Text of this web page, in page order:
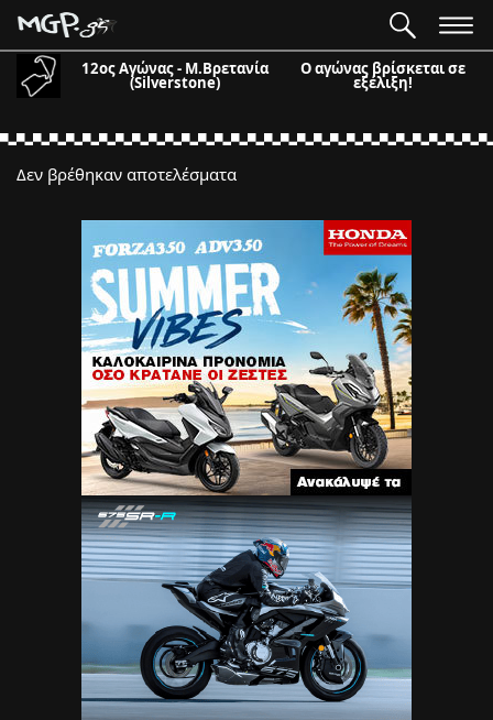
12ος Αγώνας - Μ.Βρετανία
(Silverstone)
Ο αγώνας βρίσκεται σε
εξέλιξη!
Δεν βρέθηκαν αποτελέσματα